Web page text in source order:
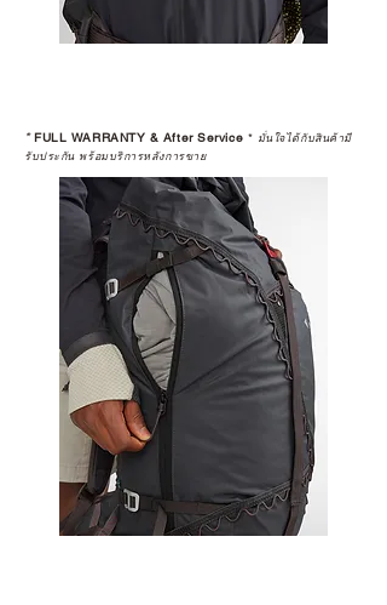
*FULL WARRANTY & After Service * มั่นใจได้กับสินค้ามี
รับประกัน พร้อมบริการหลังการขาย